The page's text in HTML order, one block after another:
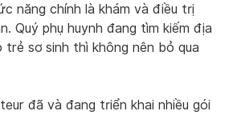
năng chính là khám và điều trị
Quý phụ huynh đang tìm kiếm địa
trẻ sơ sinh thì không nên bỏ qua
đã và đang triển khai nhiều gói